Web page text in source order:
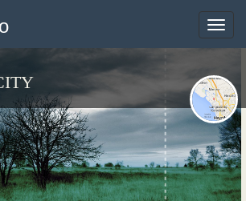
Toggle
Toggle